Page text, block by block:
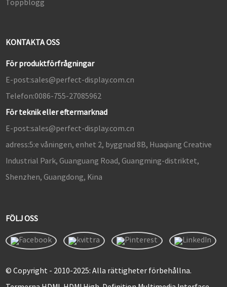
KONTAKTA OSS
För produktförfrågningar
E-post:sales@perfect-display.com.cn
Telefon:0086-755-27085962
För teknik eller eftermarknad
E-post:sales@perfect-display.com.cn
adress:5:e våningen, enhet 2, byggnad 8B, Huaqiang Creative
Industrial Park, Guanguang Road, Guangming-distriktet,
Shenzhen, Guangdong, Kina
FÖLJ OSS
© Copyright - 2010-2025: Alla rättigheter förbehållna.